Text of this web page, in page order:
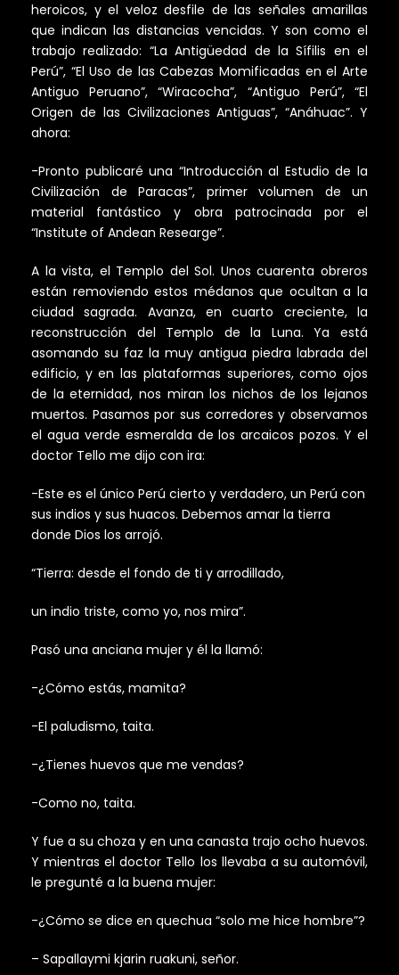
heroicos, y el veloz desfile de las señales amarillas
que indican las distancias vencidas. Y son como el
trabajo realizado: “La Antigüedad de la Sífilis en el
Perú”, “El Uso de las Cabezas Momificadas en el Arte
Antiguo Peruano”, “Wiracocha”, “Antiguo Perú”, “El
Origen de las Civilizaciones Antiguas”, “Anáhuac”. Y
ahora:
-Pronto publicaré una “Introducción al Estudio de la
Civilización de Paracas”, primer volumen de un
material fantástico y obra patrocinada por el
“Institute of Andean Researge”.
A la vista, el Templo del Sol. Unos cuarenta obreros
están removiendo estos médanos que ocultan a la
ciudad sagrada. Avanza, en cuarto creciente, la
reconstrucción del Templo de la Luna. Ya está
asomando su faz la muy antigua piedra labrada del
edificio, y en las plataformas superiores, como ojos
de la eternidad, nos miran los nichos de los lejanos
muertos. Pasamos por sus corredores y observamos
el agua verde esmeralda de los arcaicos pozos. Y el
doctor Tello me dijo con ira:
-Este es el único Perú cierto y verdadero, un Perú con
sus indios y sus huacos. Debemos amar la tierra
donde Dios los arrojó.
“Tierra: desde el fondo de ti y arrodillado,
un indio triste, como yo, nos mira”.
Pasó una anciana mujer y él la llamó:
-¿Cómo estás, mamita?
-El paludismo, taita.
-¿Tienes huevos que me vendas?
-Como no, taita.
Y fue a su choza y en una canasta trajo ocho huevos.
Y mientras el doctor Tello los llevaba a su automóvil,
le pregunté a la buena mujer:
-¿Cómo se dice en quechua “solo me hice hombre”?
– Sapallaymi kjarin ruakuni, señor.